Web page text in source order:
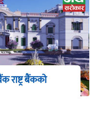
राष्ट्र बैंकको